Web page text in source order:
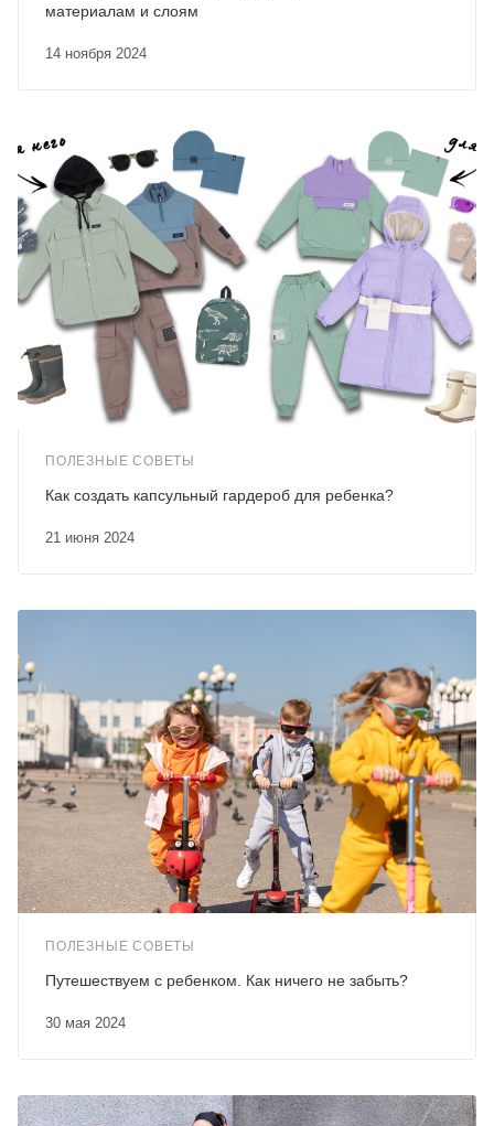
14 ноября 2024
материалам и слоям
ПОЛЕЗНЫЕ СОВЕТЫ
21 июня 2024
Как создать капсульный гардероб для ребенка?
ПОЛЕЗНЫЕ СОВЕТЫ
30 мая 2024
Путешествуем с ребенком. Как ничего не забыть?